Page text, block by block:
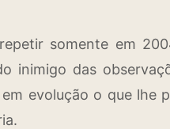
somente em
inimigo das
evolução o que lhe